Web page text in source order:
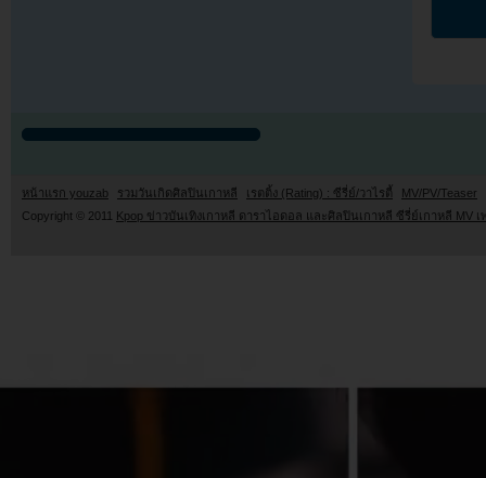
หน้าแรก youzab รวมวันเกิดศิลปินเกาหลี เรตติ้ง (Rating) : ซีรี่ย์/วาไรตี้
MV/PV/Teaser
Copyright © 2011 Kpop ข่าวบันเทิงเกาหลี ดาราไอดอล และศิลปินเกาหลี ซีรี่ย์เกาหลี MV